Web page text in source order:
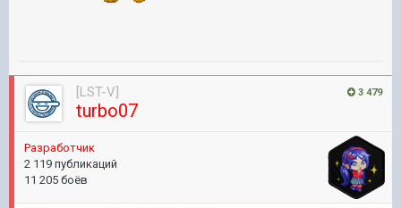
3 479
[LST-V]
turbo07
Разработчик
2 119 публикаций
11 205 боёв